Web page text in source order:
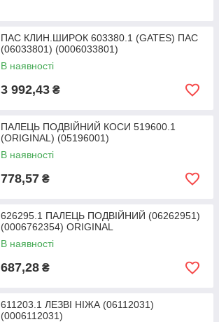
ПАС КЛИН.ШИРОК 603380.1 (GATES) ПАС
(06033801) (0006033801)
В наявності
3 992,43 ₴
ПАЛЕЦЬ ПОДВІЙНИЙ КОСИ 519600.1
(ORIGINAL) (05196001)
В наявності
778,57 ₴
626295.1 ПАЛЕЦЬ ПОДВІЙНИЙ (06262951)
(0006762354) ORIGINAL
В наявності
687,28 ₴
611203.1 ЛЕЗВІ НІЖА (06112031)
(0006112031)